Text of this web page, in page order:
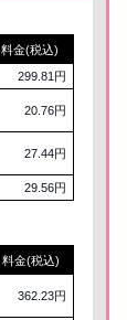
料金(税込)
299.81円
20.76円
27.44円
29.56円
料金(税込)
362.23円